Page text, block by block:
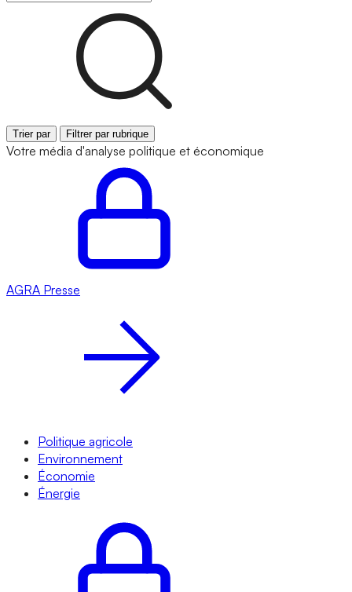
Trier par Filtrer par rubrique
Votre média d'analyse politique et économique
AGRA Presse
Politique agricole
Environnement
Économie
Énergie